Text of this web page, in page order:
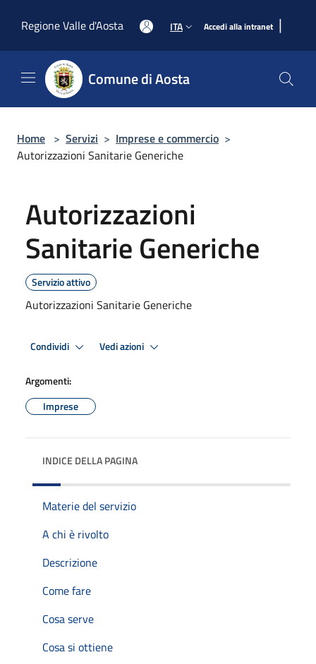
Regione Valle d'Aosta
ITA Accedi alla intranet |
Comune di Aosta
Home > Servizi > Imprese e commercio >
Autorizzazioni Sanitarie Generiche
Autorizzazioni
Sanitarie Generiche
Servizio attivo
Autorizzazioni Sanitarie Generiche
Condividi Vedi azioni
Argomenti:
Imprese
INDICE DELLA PAGINA
Materie del servizio
A chi è rivolto
Descrizione
Come fare
Cosa serve
Cosa si ottiene